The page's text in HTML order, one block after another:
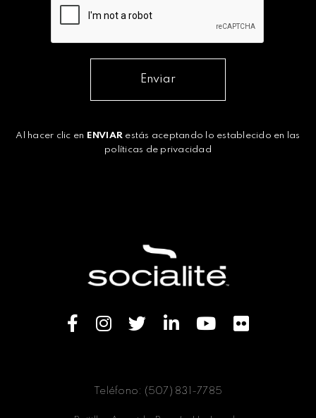
Enviar
Al hacer clic en ENVIAR estás aceptando lo establecido en las
políticas de privacidad
Teléfono: (507) 831-7785